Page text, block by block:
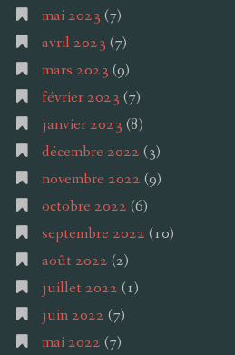
mai 2023 (7)
avril 2023 (7)
mars 2023 (9)
février 2023 (7)
janvier 2023 (8)
décembre 2022 (3)
novembre 2022 (9)
octobre 2022 (6)
septembre 2022 (10)
août 2022 (2)
juillet 2022 (1)
juin 2022 (7)
mai 2022 (7)